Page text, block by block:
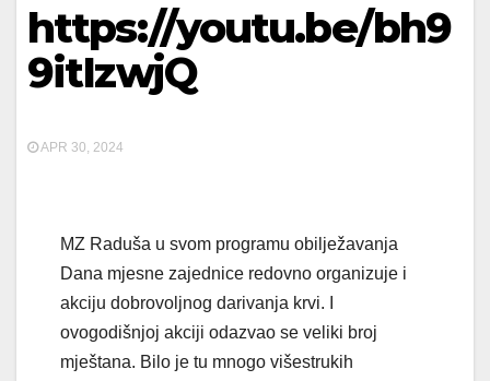
https://youtu.be/bh9
9itIzwjQ
APR 30, 2024
MZ Raduša u svom programu obilježavanja
Dana mjesne zajednice redovno organizuje i
akciju dobrovoljnog darivanja krvi. I
ovogodišnjoj akciji odazvao se veliki broj
mještana. Bilo je tu mnogo višestrukih